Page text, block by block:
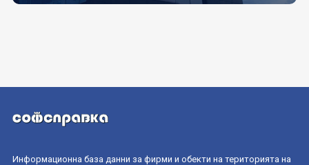
Информационна база данни за фирми и обекти на територията на